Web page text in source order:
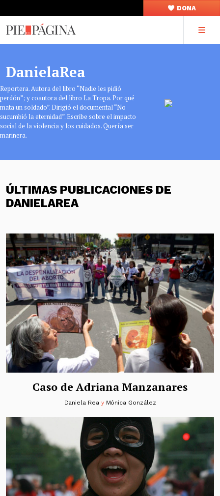
DONA
DanielaRea
Reportera. Autora del libro “Nadie les pidió
perdón”; y coautora del libro La Tropa. Por qué
mata un soldado”. Dirigió el documental “No
sucumbió la eternidad”. Escribe sobre el impacto
social de la violencia y los cuidados. Quería ser
marinera.
ÚLTIMAS PUBLICACIONES DE
DANIELAREA
Caso de Adriana Manzanares
Daniela Rea y Mónica González